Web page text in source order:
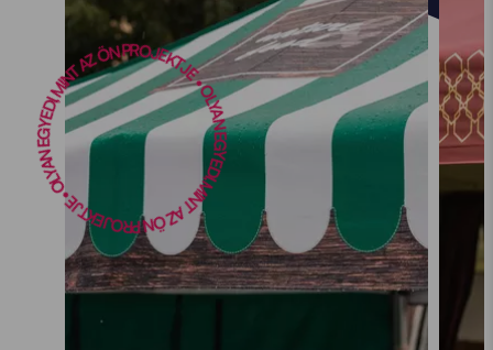
AZ ÖN PROJEKTJE • OLYAN EGYEDI, MINT AZ ÖN PROJEKTJE